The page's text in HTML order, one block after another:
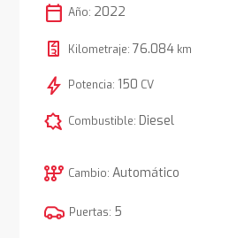
calendar_today Año: 2022
Kilometraje: 76.084km
bolt Potencia: 150 CV
comic_bubble Combustible: Diesel
auto_transmission Cambio: Automático
Puertas: 5